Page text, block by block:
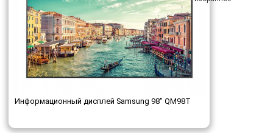
Информационный дисплей Samsung 98" QM98T